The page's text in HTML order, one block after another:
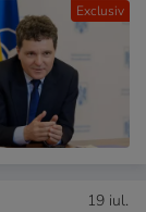
Exclusiv
19 iul.